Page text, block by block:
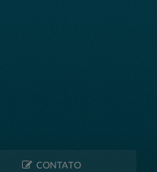
CONTATO